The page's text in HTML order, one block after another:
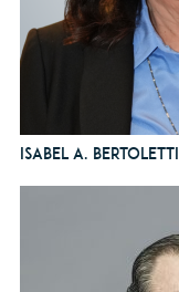
Isabel A. Bertoletti